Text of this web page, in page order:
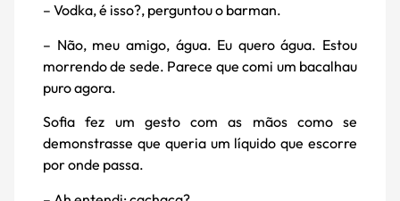
– Vodka, é isso?, perguntou o barman.
– Não, meu amigo, água. Eu quero água. Estou
morrendo de sede. Parece que comi um bacalhau
puro agora.
Sofia fez um gesto com as mãos como se
demonstrasse que queria um líquido que escorre
por onde passa.